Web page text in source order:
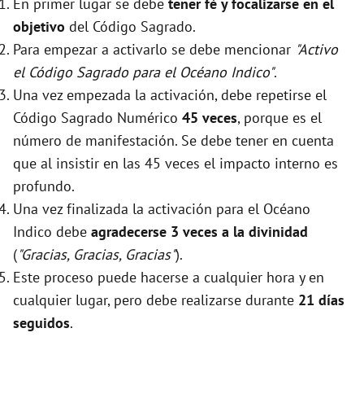
En primer lugar se debe tener fé y focalizarse en el
objetivo del Código Sagrado.
Para empezar a activarlo se debe mencionar "Activo
el Código Sagrado para el Océano Indico".
Una vez empezada la activación, debe repetirse el
Código Sagrado Numérico 45 veces, porque es el
número de manifestación. Se debe tener en cuenta
que al insistir en las 45 veces el impacto interno es
profundo.
Una vez finalizada la activación para el Océano
Indico debe agradecerse 3 veces a la divinidad
("Gracias, Gracias, Gracias").
Este proceso puede hacerse a cualquier hora y en
cualquier lugar, pero debe realizarse durante 21 días
seguidos.